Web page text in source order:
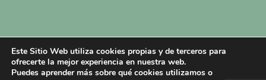
Aviso legal
Política de privacidad
Política de cookies
Este Sitio Web utiliza cookies propias y de terceros para
ofrecerte la mejor experiencia en nuestra web.
Puedes aprender más sobre qué cookies utilizamos o